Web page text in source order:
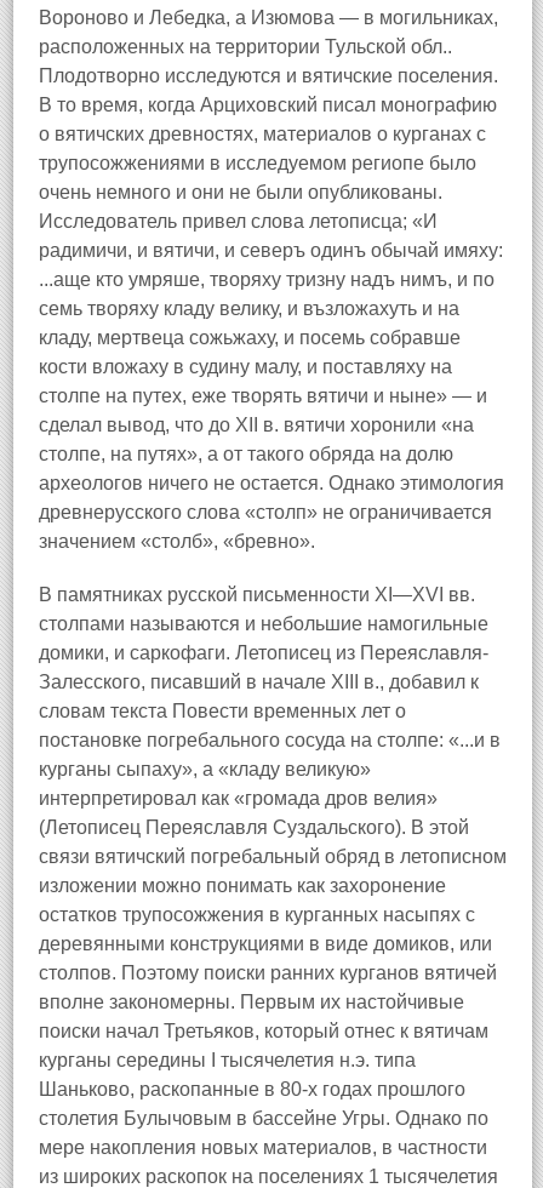
Вороново и Лебедка, а Изюмова — в могильниках,
расположенных на территории Тульской обл..
Плодотворно исследуются и вятичские поселения.
В то время, когда Арциховский писал монографию
о вятичских древностях, материалов о курганах с
трупосожжениями в исследуемом региопе было
очень немного и они не были опубликованы.
Исследователь привел слова летописца; «И
радимичи, и вятичи, и северъ одинъ обычай имяху:
...аще кто умряше, творяху тризну надъ нимъ, и по
семь творяху кладу велику, и възложахуть и на
кладу, мертвеца сожьжаху, и посемь собравше
кости вложаху в судину малу, и поставляху на
столпе на путех, еже творять вятичи и ныне» — и
сделал вывод, что до XII в. вятичи хоронили «на
столпе, на путях», а от такого обряда на долю
археологов ничего не остается. Однако этимология
древнерусского слова «столп» не ограничивается
значением «столб», «бревно».
В памятниках русской письменности XI—XVI вв.
столпами называются и небольшие намогильные
домики, и саркофаги. Летописец из Переяславля-
Залесского, писавший в начале XIII в., добавил к
словам текста Повести временных лет о
постановке погребального сосуда на столпе: «...и в
курганы сыпаху», а «кладу великую»
интерпретировал как «громада дров велия»
(Летописец Переяславля Суздальского). В этой
связи вятичский погребальный обряд в летописном
изложении можно понимать как захоронение
остатков трупосожжения в курганных насыпях с
деревянными конструкциями в виде домиков, или
столпов. Поэтому поиски ранних курганов вятичей
вполне закономерны. Первым их настойчивые
поиски начал Третьяков, который отнес к вятичам
курганы середины I тысячелетия н.э. типа
Шаньково, раскопанные в 80-х годах прошлого
столетия Булычовым в бассейне Угры. Однако по
мере накопления новых материалов, в частности
из широких раскопок на поселениях 1 тысячелетия